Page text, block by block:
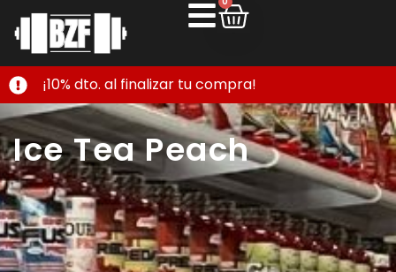
¡10% dto. al finalizar tu compra!
Ice Tea Peach